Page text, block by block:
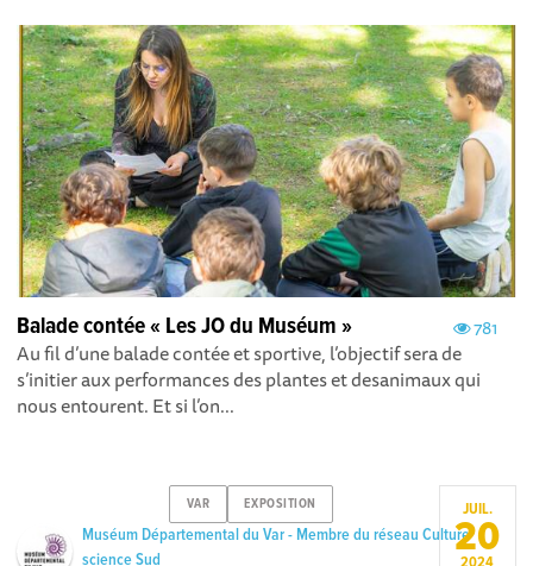
781
Balade contée « Les JO du Muséum »
Au fil d’une balade contée et sportive, l’objectif sera de
s’initier aux performances des plantes et desanimaux qui
nous entourent. Et si l’on...
VAR EXPOSITION
Muséum Départemental du Var - Membre du réseau Culture
science Sud
JUIL.
20